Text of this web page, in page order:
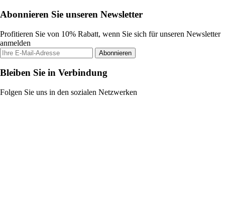
Abonnieren Sie unseren Newsletter
Profitieren Sie von 10% Rabatt, wenn Sie sich für unseren Newsletter
anmelden
Abonnieren
Bleiben Sie in Verbindung
Folgen Sie uns in den sozialen Netzwerken